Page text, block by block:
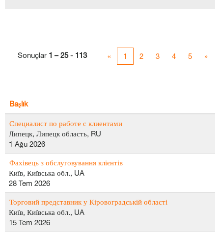
Sonuçlar 1 – 25- 113 « 1 2 3 4 5 »
Başlık
Специалист по работе с клиентами
Липецк, Липецк область, RU
1 Ağu 2026
Фахівець з обслуговування клієнтів
Київ, Київська обл., UA
28 Tem 2026
Торговий представник у Кіровоградській області
Київ, Київська обл., UA
15 Tem 2026